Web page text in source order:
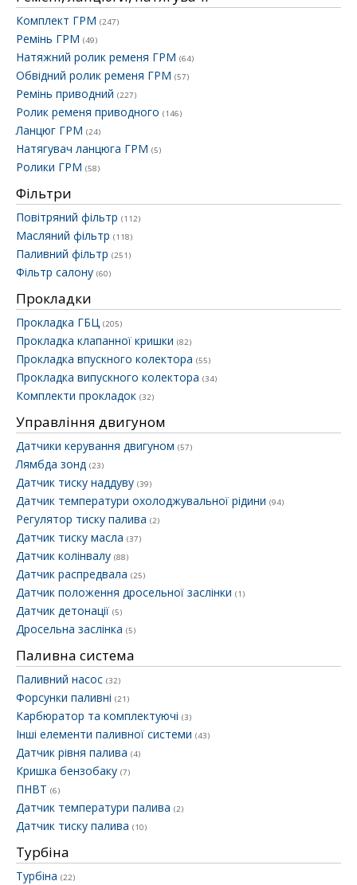
Комплект ГРМ (247)
Ремінь ГРМ (49)
Натяжний ролик ременя ГРМ (64)
Обвідний ролик ременя ГРМ (57)
Ремінь приводний (227)
Ролик ременя приводного (146)
Ланцюг ГРМ (24)
Натягувач ланцюга ГРМ (5)
Ролики ГРМ (58)
Фільтри
Повітряний фільтр (112)
Масляний фільтр (118)
Паливний фільтр (251)
Фільтр салону (60)
Прокладки
Прокладка ГБЦ (205)
Прокладка клапанної кришки (82)
Прокладка впускного колектора (55)
Прокладка випускного колектора (34)
Комплекти прокладок (32)
Управління двигуном
Датчики керування двигуном (57)
Лямбда зонд (23)
Датчик тиску наддуву (39)
Датчик температури охолоджувальної рідини (94)
Регулятор тиску палива (2)
Датчик тиску масла (37)
Датчик колінвалу (88)
Датчик распредвала (25)
Датчик положення дросельної заслінки (1)
Датчик детонації (5)
Дросельна заслінка (5)
Паливна система
Паливний насос (32)
Форсунки паливні (21)
Карбюратор та комплектуючі (3)
Інші елементи паливної системи (43)
Датчик рівня палива (4)
Кришка бензобаку (7)
ПНВТ (6)
Датчик температури палива (2)
Датчик тиску палива (10)
Турбіна
Турбіна (22)